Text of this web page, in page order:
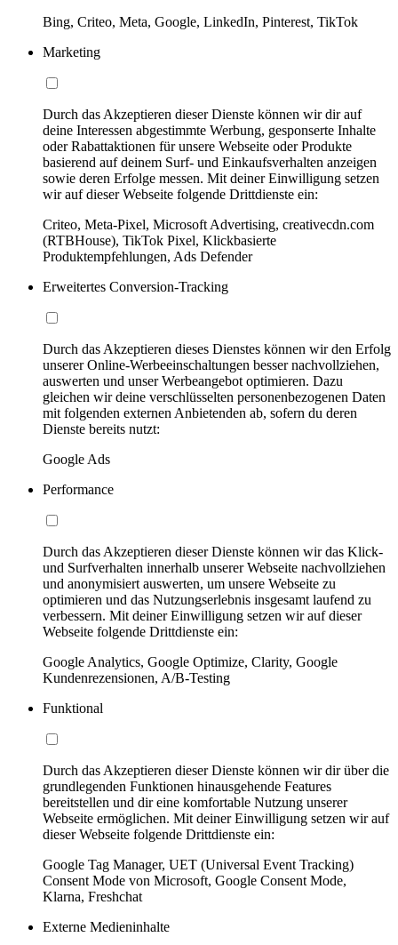
Bing, Criteo, Meta, Google, LinkedIn, Pinterest, TikTok
Marketing
Durch das Akzeptieren dieser Dienste können wir dir auf
deine Interessen abgestimmte Werbung, gesponserte Inhalte
oder Rabattaktionen für unsere Webseite oder Produkte
basierend auf deinem Surf- und Einkaufsverhalten anzeigen
sowie deren Erfolge messen. Mit deiner Einwilligung setzen
wir auf dieser Webseite folgende Drittdienste ein:
Criteo, Meta-Pixel, Microsoft Advertising, creativecdn.com
(RTBHouse), TikTok Pixel, Klickbasierte
Produktempfehlungen, Ads Defender
Erweitertes Conversion-Tracking
Durch das Akzeptieren dieses Dienstes können wir den Erfolg
unserer Online-Werbeeinschaltungen besser nachvollziehen,
auswerten und unser Werbeangebot optimieren. Dazu
gleichen wir deine verschlüsselten personenbezogenen Daten
mit folgenden externen Anbietenden ab, sofern du deren
Dienste bereits nutzt:
Google Ads
Performance
Durch das Akzeptieren dieser Dienste können wir das Klick-
und Surfverhalten innerhalb unserer Webseite nachvollziehen
und anonymisiert auswerten, um unsere Webseite zu
optimieren und das Nutzungserlebnis insgesamt laufend zu
verbessern. Mit deiner Einwilligung setzen wir auf dieser
Webseite folgende Drittdienste ein:
Google Analytics, Google Optimize, Clarity, Google
Kundenrezensionen, A/B-Testing
Funktional
Durch das Akzeptieren dieser Dienste können wir dir über die
grundlegenden Funktionen hinausgehende Features
bereitstellen und dir eine komfortable Nutzung unserer
Webseite ermöglichen. Mit deiner Einwilligung setzen wir auf
dieser Webseite folgende Drittdienste ein:
Google Tag Manager, UET (Universal Event Tracking)
Consent Mode von Microsoft, Google Consent Mode,
Klarna, Freshchat
Externe Medieninhalte